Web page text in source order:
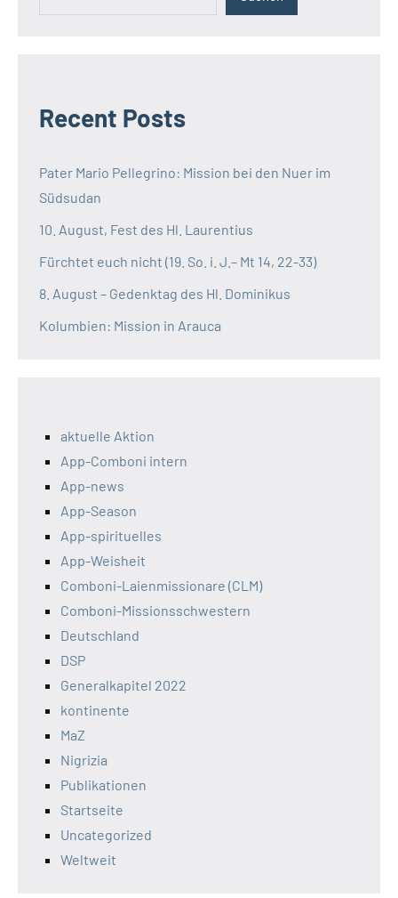
Recent Posts
Pater Mario Pellegrino: Mission bei den Nuer im
Südsudan
10. August, Fest des Hl. Laurentius
Fürchtet euch nicht (19. So. i. J.– Mt 14, 22-33)
8. August – Gedenktag des Hl. Dominikus
Kolumbien: Mission in Arauca
aktuelle Aktion
App-Comboni intern
App-news
App-Season
App-spirituelles
App-Weisheit
Comboni-Laienmissionare (CLM)
Comboni-Missionsschwestern
Deutschland
DSP
Generalkapitel 2022
kontinente
MaZ
Nigrizia
Publikationen
Startseite
Uncategorized
Weltweit